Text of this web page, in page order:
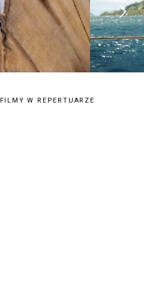
FILMY W REPERTUARZE